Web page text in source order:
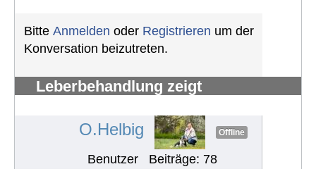
Bitte Anmelden oder Registrieren um der
Konversation beizutreten.
Leberbehandlung zeigt
O.Helbig Offline
Benutzer Beiträge: 78